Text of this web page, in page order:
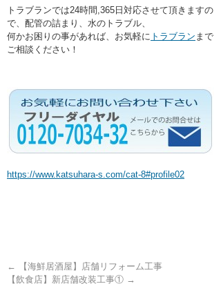
トラブランでは24時間,365日対応させて頂きますの
で、配管の詰まり、水のトラブル、
何かお困りの事があれば、お気軽に トラブラン まで
ご相談ください！
https://www.katsuhara-s.com/cat-8#profile02
←
【海鮮居酒屋】店舗リフォーム工事
【飲食店】新店舗改装工事① →